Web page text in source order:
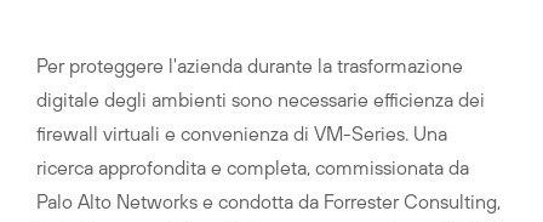
Per proteggere l'azienda durante la trasformazione
digitale degli ambienti sono necessarie efficienza dei
firewall virtuali e convenienza di VM-Series. Una
ricerca approfondita e completa, commissionata da
Palo Alto Networks e condotta da Forrester Consulting,